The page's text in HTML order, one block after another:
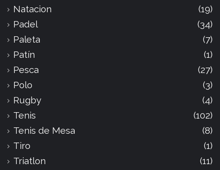
Natacion
(19)
Padel
(34)
Paleta
(7)
Patín
(1)
Pesca
(27)
Polo
(3)
Rugby
(4)
Tenis
(102)
Tenis de Mesa
(8)
Tiro
(1)
Triatlon
(11)